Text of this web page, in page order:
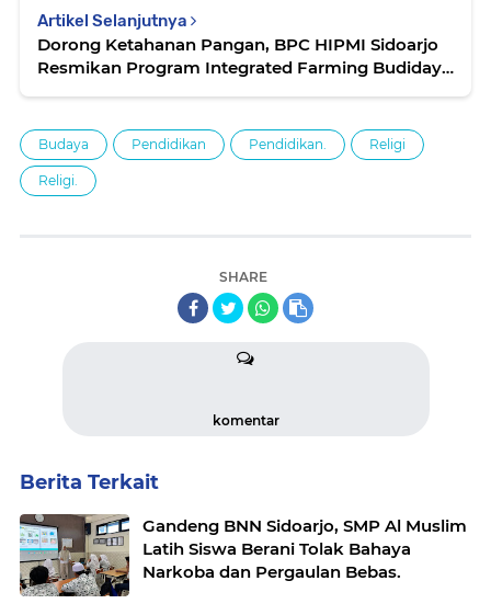
Artikel Selanjutnya
Dorong Ketahanan Pangan, BPC HIPMI Sidoarjo
Resmikan Program Integrated Farming Budidaya
Budaya Pendidikan Pendidikan. Religi
Religi.
SHARE
komentar
Berita Terkait
Gandeng BNN Sidoarjo, SMP Al Muslim
Latih Siswa Berani Tolak Bahaya
Narkoba dan Pergaulan Bebas.